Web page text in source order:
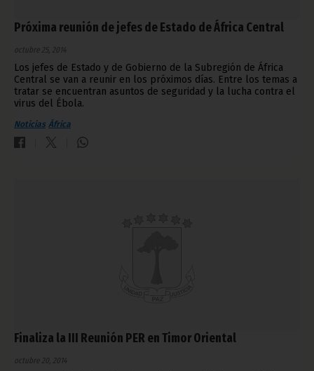
Próxima reunión de jefes de Estado de África Central
octubre 25, 2014
Los jefes de Estado y de Gobierno de la Subregión de África
Central se van a reunir en los próximos días. Entre los temas a
tratar se encuentran asuntos de seguridad y la lucha contra el
virus del Ébola.
Noticias África
Finaliza la III Reunión PER en Timor Oriental
octubre 20, 2014